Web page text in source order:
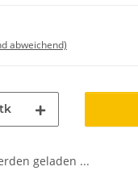
abweichend)
geladen ...